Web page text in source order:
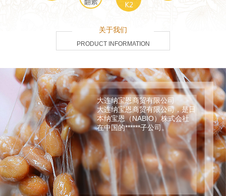
PRODUCT INFORMATION
关于我们
大连纳宝恩商贸有限公司
大连纳宝恩商贸有限公司，是日
本纳宝恩（NABIO）株式会社
在中国的******子公司。